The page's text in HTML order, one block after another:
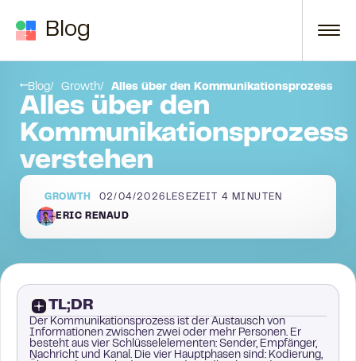
Blog
Blog Growth Alles über den Kommunikationsprozess
Alles über den
Kommunikationsprozess
verstehen
GROWTH 02/04/2026 LESEZEIT4 MINUTEN
ERIC RENAUD
TL;DR
Der Kommunikationsprozess ist der Austausch von
Informationen zwischen zwei oder mehr Personen. Er
besteht aus vier Schlüsselelementen: Sender, Empfänger,
Nachricht und Kanal. Die vier Hauptphasen sind: Kodierung,